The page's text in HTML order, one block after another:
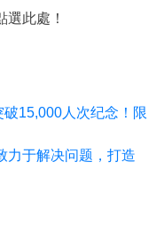
此處！
破15,000人次纪念！限
力于解决问题，打造